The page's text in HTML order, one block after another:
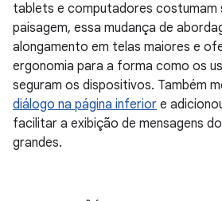
tablets e computadores costumam
paisagem, essa mudança de
alongamento em telas maiores e
ergonomia para a forma como os
seguram os dispositivos. Também
diálogo na página inferior e
facilitar a exibição de mensagens
grandes.